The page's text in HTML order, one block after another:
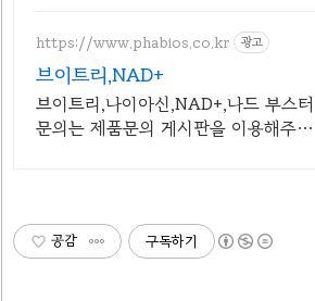
https://www.phabios.co.kr 광고
브이트리,NAD+
브이트리,나이아신,NAD+,나드 부스터
문의는 제품문의 게시판을 이용해주세
공감 구독하기